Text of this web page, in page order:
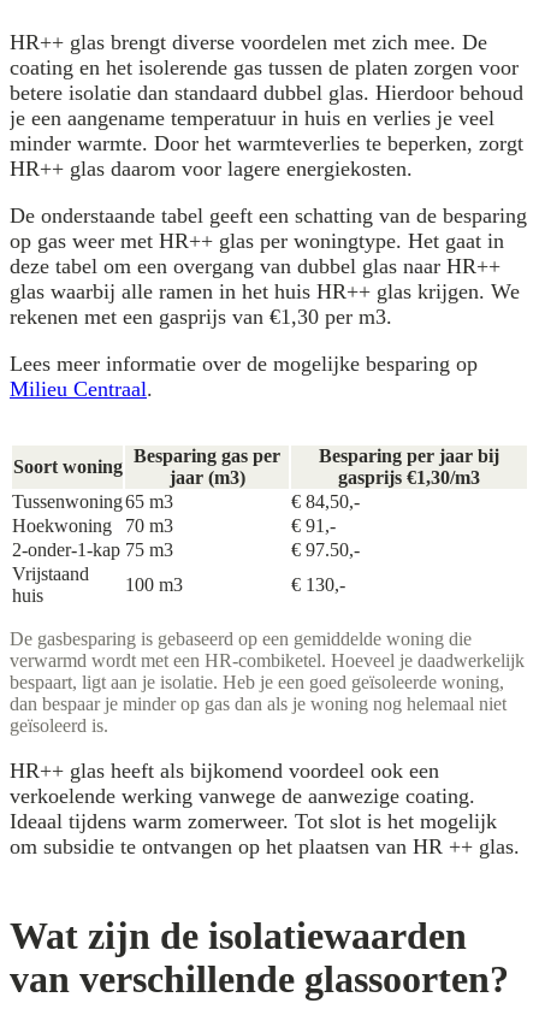
HR++ glas brengt diverse voordelen met zich mee. De
coating en het isolerende gas tussen de platen zorgen voor
betere isolatie dan standaard dubbel glas. Hierdoor behoud
je een aangename temperatuur in huis en verlies je veel
minder warmte. Door het warmteverlies te beperken, zorgt
HR++ glas daarom voor lagere energiekosten.
De onderstaande tabel geeft een schatting van de besparing
op gas weer met HR++ glas per woningtype. Het gaat in
deze tabel om een overgang van dubbel glas naar HR++
glas waarbij alle ramen in het huis HR++ glas krijgen. We
rekenen met een gasprijs van €1,30 per m3.
Lees meer informatie over de mogelijke besparing op
Milieu Centraal.
Soort woning
Besparing gas per
jaar (m3)
Besparing per jaar bij
gasprijs €1,30/m3
Tussenwoning65 m3
€ 84,50,-
Hoekwoning
70 m3
€ 91,-
2-onder-1-kap 75 m3
€ 97.50,-
Vrijstaand
huis
100 m3 € 130,-
De gasbesparing is gebaseerd op een gemiddelde woning die
verwarmd wordt met een HR-combiketel. Hoeveel je daadwerkelijk
bespaart, ligt aan je isolatie. Heb je een goed geïsoleerde woning,
dan bespaar je minder op gas dan als je woning nog helemaal niet
geïsoleerd is.
HR++ glas heeft als bijkomend voordeel ook een
verkoelende werking vanwege de aanwezige coating.
Ideaal tijdens warm zomerweer. Tot slot is het mogelijk
om subsidie te ontvangen op het plaatsen van HR ++ glas.
Wat zijn de isolatiewaarden
van verschillende glassoorten?